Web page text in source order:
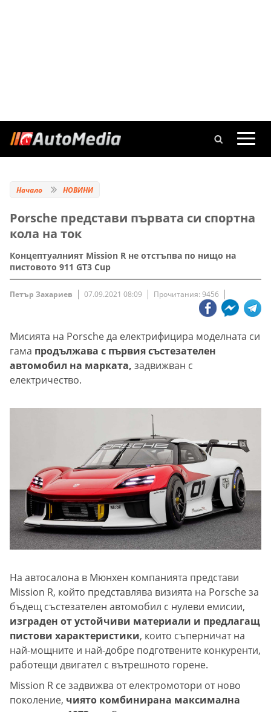
Начало НОВИНИ
Porsche представи първата си спортна
кола на ток
Концептуалният Mission R не отстъпва по нищо на
пистовото 911 GT3 Cup
Петър Захариев 07.09.2021 08:09 Прочитания: 9456
Мисията на Porsche да електрифицира моделната си
гама продължава с първия състезателен
автомобил на марката, задвижван с
електричество.
На автосалона в Мюнхен компанията представи
Mission R, който представлява визията на Porsche за
бъдещ състезателен автомобил с нулеви емисии,
изграден от устойчиви материали и предлагащ
пистови характеристики, които съперничат на
най-мощните и най-добре подготвените конкуренти,
работещи двигател с вътрешното горене.
Mission R се задвижва от електромотори от ново
поколение, чиято комбинирана максимална